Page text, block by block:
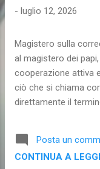
- luglio 12, 2026
Magistero sulla
al magistero dei
cooperazione attiva
ciò che si chiama
direttamente il
Proseguiamo le
Santissima in quella
grazie che
Posta un
CONTINUA A